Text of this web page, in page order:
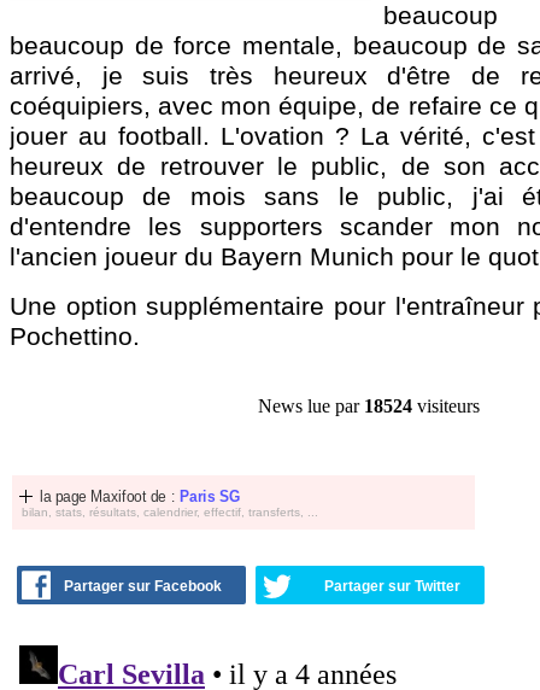
beaucoup de force mentale, beaucoup de
arrivé, je suis très heureux d'être de
coéquipiers, avec mon équipe, de refaire ce
jouer au football. L'ovation ? La vérité,
heureux de retrouver le public, de son
beaucoup de mois sans le public, j'ai
d'entendre les supporters scander mon
l'ancien joueur du Bayern Munich pour le
Une option supplémentaire pour l'entraîneur
Pochettino.
News lue par 18524 visiteurs
la page Maxifoot de : Paris SG
bilan, stats, résultats, calendrier, effectif, transferts, ...
Partager sur Facebook Partager sur Twitter